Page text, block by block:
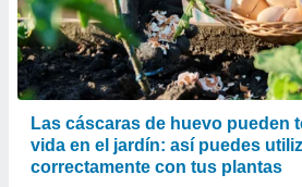
de
un
o acceder
Las cáscaras de huevo pueden
vida en el jardín: así puedes
correctamente con tus plantas